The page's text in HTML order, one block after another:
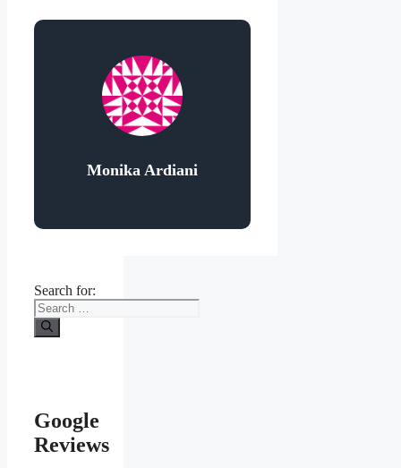
Monika Ardiani
Search for:
Google
Reviews